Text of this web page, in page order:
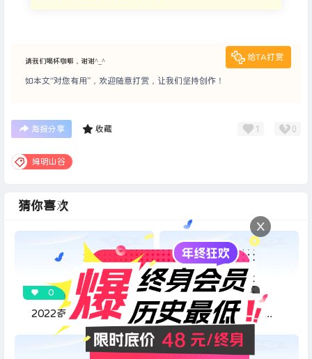
请我们喝杯咖啡，谢谢^_^ 给TA打赏
如本文“对您有用”，欢迎随意打赏，让我们坚持创作！
海报分享 收藏 1 0
姆明山谷
猜你喜欢
0 138
2022奇幻冒险家庭动
画《姆明山谷 第三
季》
0 3354
2019奇幻冒险家庭动
画《姆明山谷 第一
季》
X